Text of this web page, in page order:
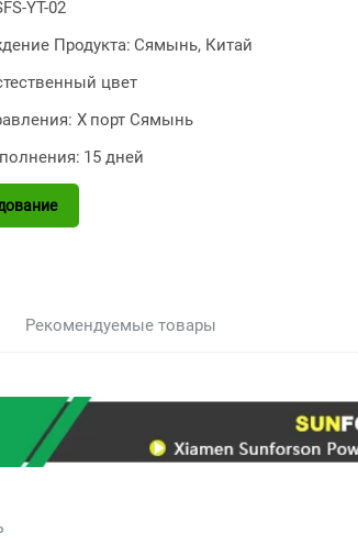
YT-02
Продукта: Сямынь, Китай
цвет
X порт Сямынь
15 дней
Рекомендуемые товары